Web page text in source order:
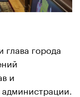
глава города
и